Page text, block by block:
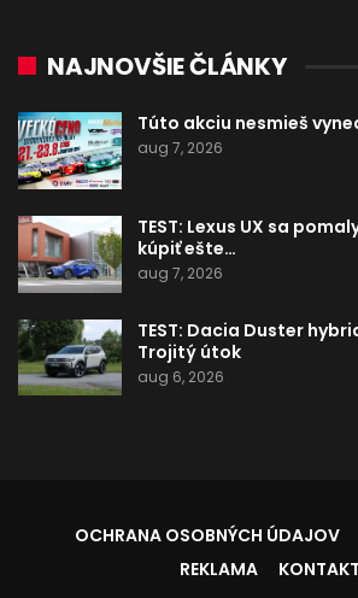
NAJNOVŠIE ČLÁNKY
Túto akciu nesmieš
aug 7, 2026
TEST: Lexus UX sa
kúpiť ešte…
aug 7, 2026
TEST: Dacia Duster
Trojitý útok
aug 6, 2026
OCHRANA OSOBNÝCH ÚDAJOV
REKLAMA
KONTAKT